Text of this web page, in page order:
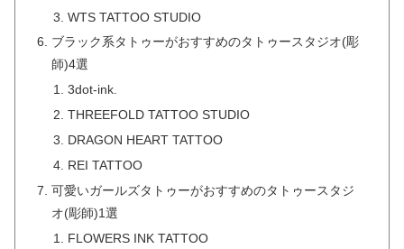
WTS TATTOO STUDIO
ブラック系タトゥーがおすすめのタトゥースタジオ(彫
師)4選
3dot-ink.
THREEFOLD TATTOO STUDIO
DRAGON HEART TATTOO
REI TATTOO
可愛いガールズタトゥーがおすすめのタトゥースタジ
オ(彫師)1選
FLOWERS INK TATTOO